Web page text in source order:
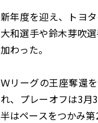
新年度を迎え、トヨ
大和選手や鈴木芽吹
加わった。
Ｗリーグの王座奪還
れ、プレーオフは3月
半はペースをつかみ